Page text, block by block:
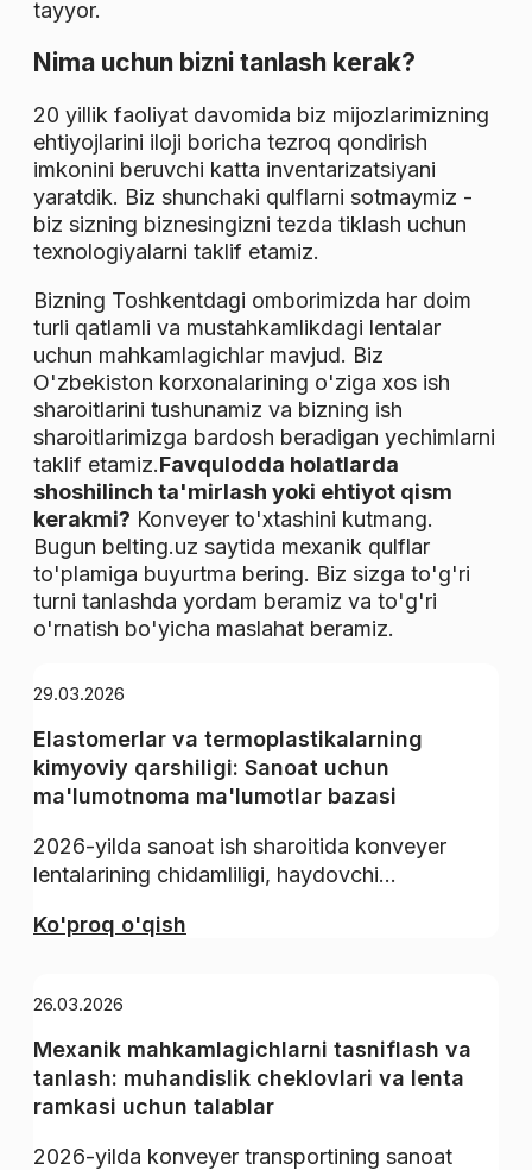
tayyor.
Nima uchun bizni tanlash kerak?
20 yillik faoliyat davomida biz mijozlarimizning
ehtiyojlarini iloji boricha tezroq qondirish
imkonini beruvchi katta inventarizatsiyani
yaratdik. Biz shunchaki qulflarni sotmaymiz -
biz sizning biznesingizni tezda tiklash uchun
texnologiyalarni taklif etamiz.
Bizning Toshkentdagi omborimizda har doim
turli qatlamli va mustahkamlikdagi lentalar
uchun mahkamlagichlar mavjud. Biz
O'zbekiston korxonalarining o'ziga xos ish
sharoitlarini tushunamiz va bizning ish
sharoitlarimizga bardosh beradigan yechimlarni
taklif etamiz.Favqulodda holatlarda
shoshilinch ta'mirlash yoki ehtiyot qism
kerakmi? Konveyer to'xtashini kutmang.
Bugun belting.uz saytida mexanik qulflar
to'plamiga buyurtma bering. Biz sizga to'g'ri
turni tanlashda yordam beramiz va to'g'ri
o'rnatish bo'yicha maslahat beramiz.
29.03.2026
Elastomerlar va termoplastikalarning
kimyoviy qarshiligi: Sanoat uchun
ma'lumotnoma ma'lumotlar bazasi
2026-yilda sanoat ish sharoitida konveyer
lentalarining chidamliligi, haydovchi...
Ko'proq o'qish
26.03.2026
Mexanik mahkamlagichlarni tasniflash va
tanlash: muhandislik cheklovlari va lenta
ramkasi uchun talablar
2026-yilda konveyer transportining sanoat